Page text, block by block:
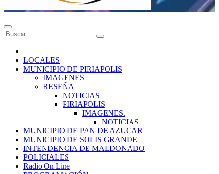
LOCALES
MUNICIPIO DE PIRIAPOLIS
IMAGENES
RESEÑA
NOTICIAS
PIRIAPOLIS
IMAGENES.
NOTICIAS
MUNICIPIO DE PAN DE AZUCAR
MUNICIPIO DE SOLIS GRANDE
INTENDENCIA DE MALDONADO
POLICIALES
Radio On Line